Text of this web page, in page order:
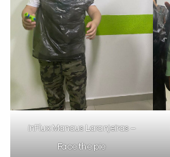
inFlux Manaus Laranjeiras –
Face the pie